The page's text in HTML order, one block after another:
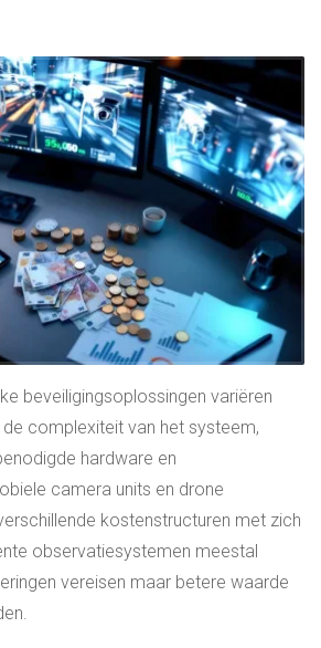
beveiligingsoplossingen variëren
complexiteit van het systeem,
hardware en
camera units en drone
kostenstructuren met zich
observatiesystemen meestal
vereisen maar betere waarde